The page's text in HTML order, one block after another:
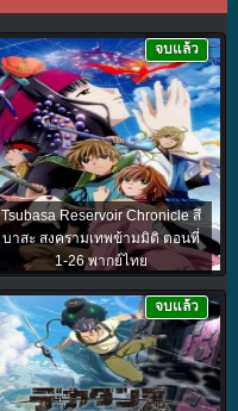
Tsubasa Reservoir Chronicle สึ
บาสะ สงครามเทพข้ามมิติ ตอนที่
1-26 พากย์ไทย
จบแล้ว
จบแล้ว